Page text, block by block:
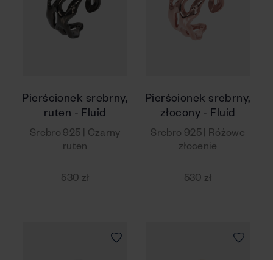
Pierścionek srebrny,
ruten - Fluid
Srebro 925 | Czarny
ruten
530 zł
Pierścionek srebrny,
złocony - Fluid
Srebro 925 | Różowe
złocenie
530 zł